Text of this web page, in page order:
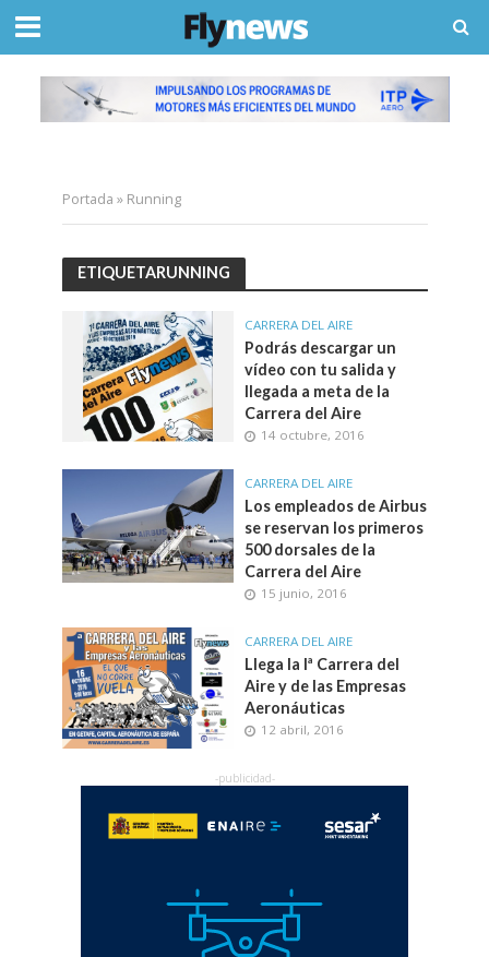
Portada » Running
ETIQUETARUNNING
CARRERA DEL AIRE
Podrás descargar un
vídeo con tu salida y
llegada a meta de la
Carrera del Aire
14 octubre, 2016
CARRERA DEL AIRE
Los empleados de Airbus
se reservan los primeros
500 dorsales de la
Carrera del Aire
15 junio, 2016
CARRERA DEL AIRE
Llega la Iª Carrera del
Aire y de las Empresas
Aeronáuticas
12 abril, 2016